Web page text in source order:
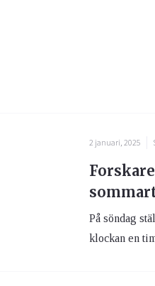
2 januari, 2025
På söndag
klockan en